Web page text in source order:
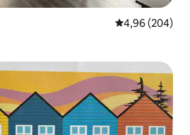
4,96 av 5 i
4,96 (204)